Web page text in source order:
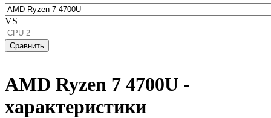
VS
AMD Ryzen 7 4700U -
характеристики